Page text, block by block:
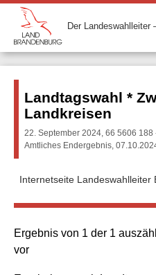
Der Landeswahlleiter
Landtagswahl *
Landkreisen
22. September 2024, 66 5606 188
Amtliches Endergebnis,
Internetseite Landeswahlleiter
Ergebnis von 1 der 1
vor